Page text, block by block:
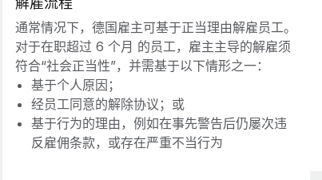
通常情况下，德国雇主可基于正当理由解雇员工。
对于在职超过 6 个月 的员工，雇主主导的解雇须
符合“社会正当性”，并需基于以下情形之一：
基于个人原因；
经员工同意的解除协议；或
基于行为的理由，例如在事先警告后仍屡次违
反雇佣条款，或存在严重不当行为